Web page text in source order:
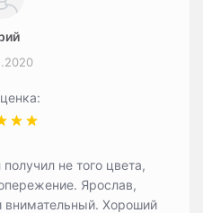
не того цвета,
Ярослав,
Хороший